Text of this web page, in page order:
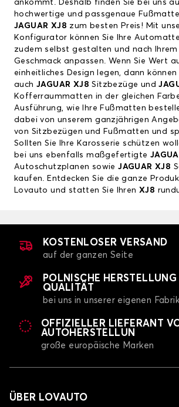
ankommt. Deshalb finden Sie bei uns
hochwertige und passgenaue
JAGUAR XJ8 zum besten Preis! Mit
Konfigurator können Sie Ihre
zudem selbst gestalten und nach Ihrem
Geschmack anpassen. Wenn Sie Wert
einheitliches Design legen, dann
auch JAGUAR XJ8Sitzbezüge und
Kofferraummatten in der gleichen
Ausführung, wie Ihre Fußmatten
dabei von unserem ganzjährigen
von Sitzbezügen und Fußmatten und
Sollten Sie Ihre Karosserie schützen
bei uns ebenfalls maßgefertigte
Autoschutzplanen sowieJAGUAR XJ8
kaufen. Entdecken Sie die ganze
Lovauto und statten Sie Ihren XJ8
KOSTENLOSER VERSAND
auf der ganzen Seite
POLNISCHE HERSTELLUNG
QUALITÄT
bei uns in unserer eigenen Fabrik
OFFIZIELLER LIEFERANT
AUTOHERSTELLUN
große europäische Marken
ÜBER LOVAUTO